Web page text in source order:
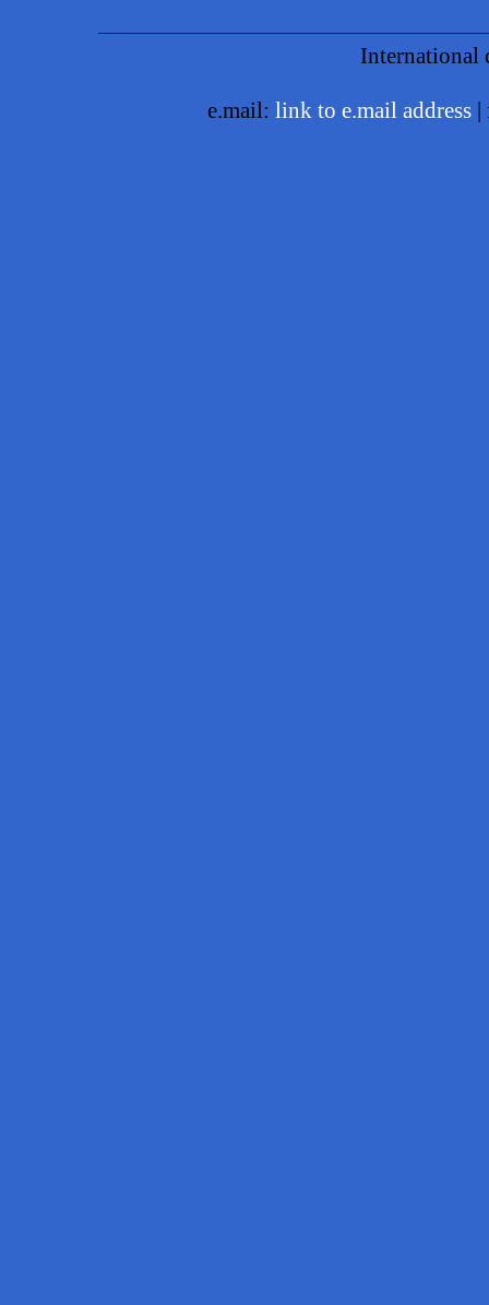
International consortium of
e.mail: link to e.mail address |